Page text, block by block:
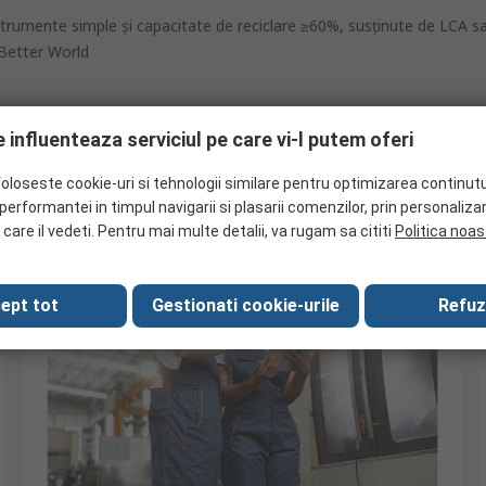
simple și capacitate de reciclare ≥60%, susținute de LCA
World
Better World - resurse
influenteaza serviciul pe care vi-l putem oferi
cookie-uri si tehnologii similare pentru optimizarea
in timpul navigarii si plasarii comenzilor, prin
il vedeti. Pentru mai multe detalii, va rugam sa cititi Politica
tot Gestionati cookie-urile